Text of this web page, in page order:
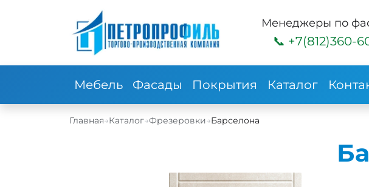
Менеджеры по
+7(812)360-
Мебель Фасады Покрытия Каталог
Главная→Каталог→Фрезеровки→Барселона